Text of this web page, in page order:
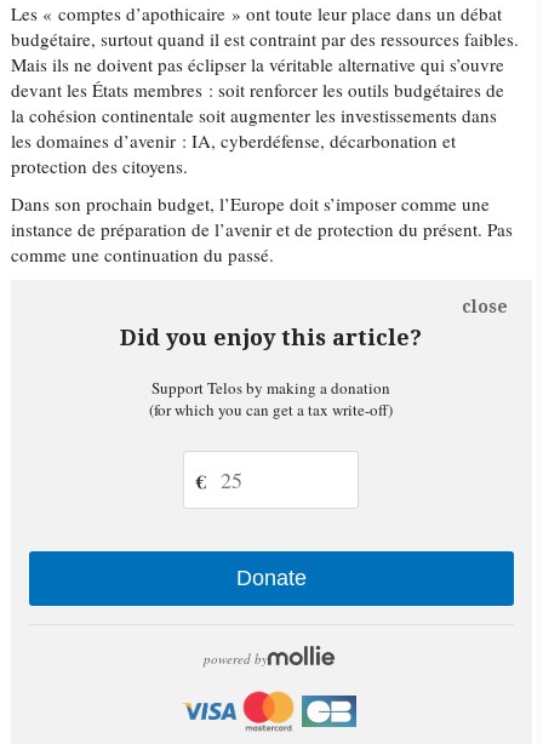
Les « comptes d’apothicaire » ont toute leur place dans un débat
budgétaire, surtout quand il est contraint par des ressources faibles.
Mais ils ne doivent pas éclipser la véritable alternative qui s’ouvre
devant les États membres : soit renforcer les outils budgétaires de
la cohésion continentale soit augmenter les investissements dans
les domaines d’avenir : IA, cyberdéfense, décarbonation et
protection des citoyens.
Dans son prochain budget, l’Europe doit s’imposer comme une
instance de préparation de l’avenir et de protection du présent. Pas
comme une continuation du passé.
Did you enjoy this article?
close
Support Telos by making a donation
(for which you can get a tax write-off)
€
Donate
powered by